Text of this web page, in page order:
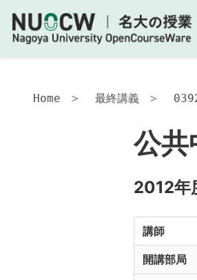
Home 最終講義
公共
2012年
講師
開講部局